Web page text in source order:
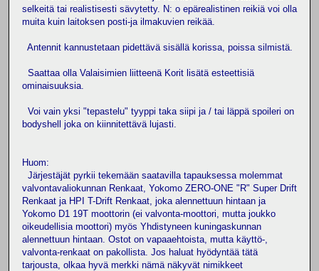
selkeitä tai realistisesti sävytetty. N: o epärealistinen reikiä voi olla
muita kuin laitoksen posti-ja ilmakuvien reikää.
Antennit kannustetaan pidettävä sisällä korissa, poissa silmistä.
Saattaa olla Valaisimien liitteenä Korit lisätä esteettisiä
ominaisuuksia.
Voi vain yksi "tepastelu" tyyppi taka siipi ja / tai läppä spoileri on
bodyshell joka on kiinnitettävä lujasti.
Huom:
Järjestäjät pyrkii tekemään saatavilla tapauksessa molemmat
valvontavaliokunnan Renkaat, Yokomo ZERO-ONE "R" Super Drift
Renkaat ja HPI T-Drift Renkaat, joka alennettuun hintaan ja
Yokomo D1 19T moottorin (ei valvonta-moottori, mutta joukko
oikeudellisia moottori) myös Yhdistyneen kuningaskunnan
alennettuun hintaan. Ostot on vapaaehtoista, mutta käyttö-,
valvonta-renkaat on pakollista. Jos haluat hyödyntää tätä
tarjousta, olkaa hyvä merkki nämä näkyvät nimikkeet